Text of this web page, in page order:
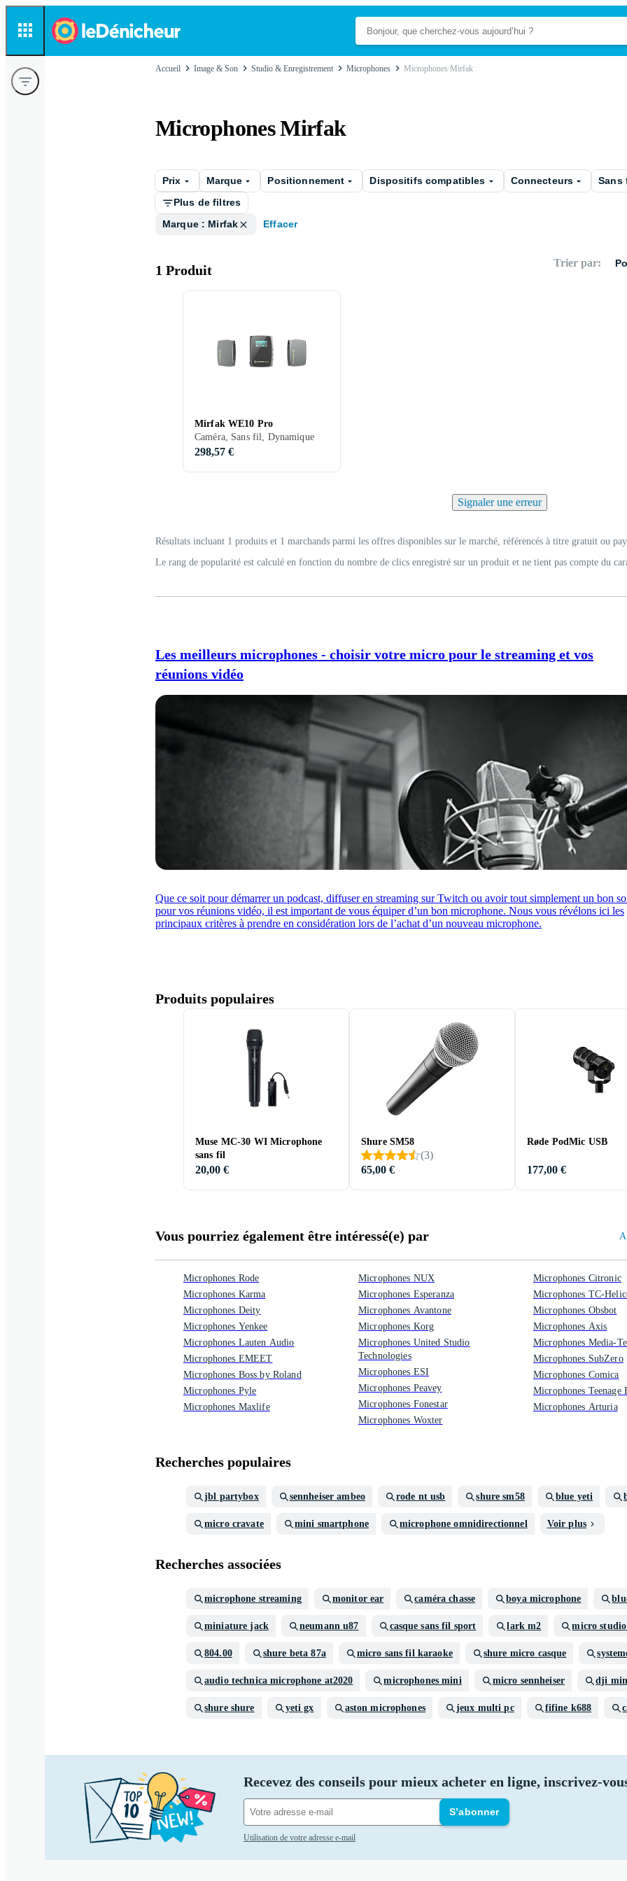
Accueil Image & Son Stu­dio & En­re­gis­tre­ment Microphones Microphones Mirfak
Microphones Mirfak
Prix Marque Positionnement Dispositifs compatibles Connecteurs
Sans
Plus de filtres
Marque : Mirfak
Effacer
1 Produit Trier par:
Mirfak WE10 Pro
Caméra, Sans fil, Dynamique
298,57 €
Signaler une erreur
Résultats incluant 1 produits et 1 marchands parmi les offres disponibles sur le marché, référencés à titre gratuit ou
Le rang de popularité est calculé en fonction du nombre de clics enregistré sur un produit et ne tient pas compte du
Les meilleurs microphones - choisir votre micro pour le streaming et vos
réunions vidéo
Que ce soit pour démarrer un podcast, diffuser en streaming sur Twitch ou avoir tout simplement un bon
pour vos réunions vidéo, il est important de vous équiper d’un bon microphone. Nous vous révélons ici les
principaux critères à prendre en considération lors de l’achat d’un nouveau microphone.
Produits populaires
Muse MC-30 WI Microphone
sans fil
20,00 €
Shure SM58
(3)
65,00 €
Røde PodMic USB
177,00 €
Vous pourriez également être intéressé(e) par
Microphones Rode
Microphones Karma
Microphones Deity
Microphones Yenkee
Microphones Lauten Audio
Microphones EMEET
Microphones Boss by Roland
Microphones Pyle
Microphones Maxlife
Microphones NUX
Microphones Esperanza
Microphones Avantone
Microphones Korg
Microphones United Studio
Technologies
Microphones ESI
Microphones Peavey
Microphones Fonestar
Microphones Woxter
Microphones Citronic
Microphones TC-
Microphones Obsbot
Microphones Axis
Microphones Media-
Microphones SubZero
Microphones Comica
Microphones Teenage
Microphones Arturia
Recherches populaires
jbl partybox sennheiser ambeo rode nt usb shure sm58 blue yeti
micro cravate mini smartphone microphone omnidirectionnel Voir plus
Recherches associées
microphone streaming monitor ear caméra chasse boya microphone
miniature jack neumann u87 casque sans fil sport lark m2 micro
804.00 shure beta 87a micro sans fil karaoke shure micro casque
audio technica microphone at2020 microphones mini micro sennheiser dji
shure shure yeti gx aston microphones jeux multi pc fifine k688
Recevez des conseils pour mieux acheter en ligne, inscrivez-
S’abonner
Utilisation de votre adresse e-mail